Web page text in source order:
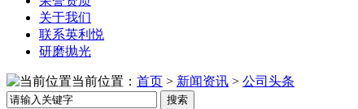
关于我们
联系英利悦
研磨抛光
当前位置： 首页 > 新闻资讯 > 公司头条
搜索